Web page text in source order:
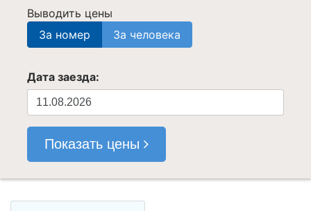
Выводить цены
За номер
За человека
Дата заезда:
Показать цены